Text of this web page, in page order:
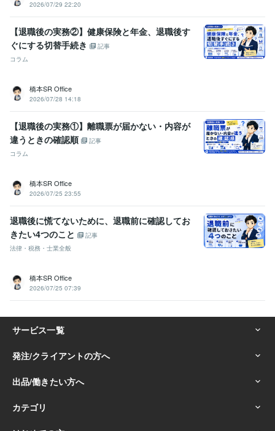
2026/07/29 22:20
【退職後の実務②】健康保険と年金、退職後す
ぐにする切替手続き
記事
コラム
橋本SR Office
2026/07/28 14:18
【退職後の実務①】離職票が届かない・内容が
違うときの確認順
記事
コラム
橋本SR Office
2026/07/25 23:55
退職後に慌てないために、退職前に確認してお
きたい4つのこと
記事
法律・税務・士業全般
橋本SR Office
2026/07/25 07:39